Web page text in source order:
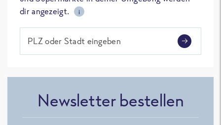
dir angezeigt.
i
PLZ oder Stadt eingeben
Newsletter bestellen